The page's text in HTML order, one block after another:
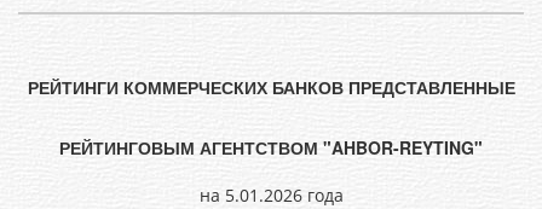
РЕЙТИНГИ КОММЕРЧЕСКИХ БАНКОВ ПРЕДСТАВЛЕННЫЕ
РЕЙТИНГОВЫМ АГЕНТСТВОМ "AHBOR-REYTING"
на 5.01.2026 года